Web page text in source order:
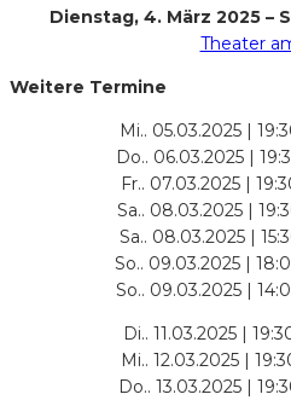
Dienstag, 4. März 2025 –
Theater
Weitere Termine
Mi.. 05.03.2025 |
Do.. 06.03.2025 |
Fr.. 07.03.2025 |
Sa.. 08.03.2025 |
Sa.. 08.03.2025 |
So.. 09.03.2025 |
So.. 09.03.2025 |
Di.. 11.03.2025 |
Mi.. 12.03.2025 |
Do.. 13.03.2025 |